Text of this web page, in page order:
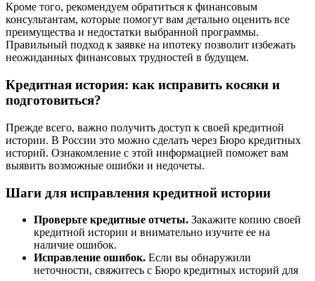
Кроме того, рекомендуем обратиться к финансовым
консультантам, которые помогут вам детально оценить все
преимущества и недостатки выбранной программы.
Правильный подход к заявке на ипотеку позволит избежать
неожиданных финансовых трудностей в будущем.
Кредитная история: как исправить косяки и
подготовиться?
Прежде всего, важно получить доступ к своей кредитной
истории. В России это можно сделать через Бюро кредитных
историй. Ознакомление с этой информацией поможет вам
выявить возможные ошибки и недочеты.
Шаги для исправления кредитной истории
Проверьте кредитные отчеты. Закажите копию своей
кредитной истории и внимательно изучите ее на
наличие ошибок.
Исправление ошибок. Если вы обнаружили
неточности, свяжитесь с Бюро кредитных историй для